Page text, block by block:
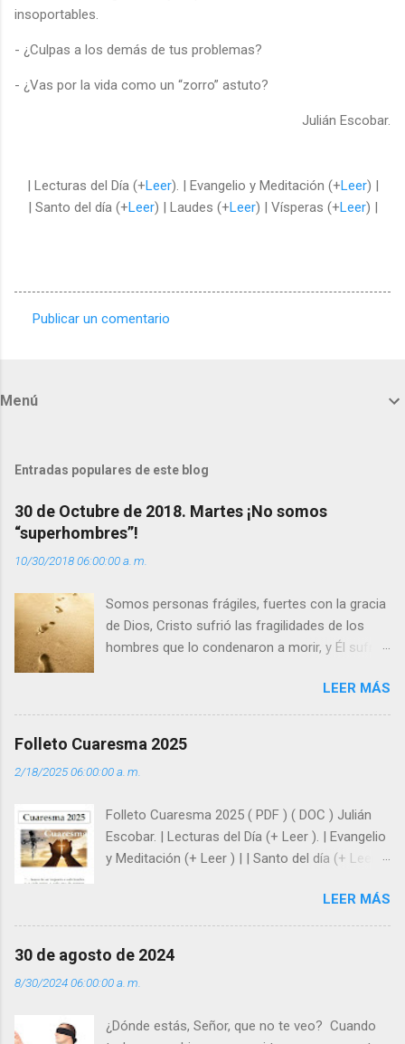
insoportables.
- ¿Culpas a los demás de tus problemas?
- ¿Vas por la vida como un “zorro” astuto?
Julián Escobar.
| Lecturas del Día (+Leer). | Evangelio y Meditación (+Leer) |
| Santo del día (+Leer) | Laudes (+Leer) | Vísperas (+Leer) |
t
r
i
o
s
Publicar un comentario
Menú
Entradas populares de este blog
30 de Octubre de 2018. Martes ¡No somos
“superhombres”!
10/30/2018 06:00:00 a. m.
Somos personas frágiles, fuertes con la gracia
de Dios, Cristo sufrió las fragilidades de los
hombres que lo condenaron a morir, y Él sufrió
enseña Jesucristo? Que, si seguimos sus
huellas, sin ser superhombres, podemos
siempre está pendiente de nosotros. Amar es
y protegidos por nosotros. “ Señor, soy un
árbol sin frutos, pero tú me das la savia para
que al menos mis ramas y hojas den sombra
super hombre? - ¿Superas tu fragilidad con la
gracia de Dios? Julián Escobar. | Lecturas del
Día (+ Leer ). | Evangelio y Meditación (+ Leer ) |
LEER MÁS
Folleto Cuaresma 2025
2/18/2025 06:00:00 a. m.
Folleto Cuaresma 2025 ( PDF ) ( DOC ) Julián
Escobar. | Lecturas del Día (+ Leer ). | Evangelio
y Meditación (+ Leer ) | | Santo del día (+ Leer )
LEER MÁS
30 de agosto de 2024
8/30/2024 06:00:00 a. m.
¿Dónde estás, Señor, que no te veo? Cuando